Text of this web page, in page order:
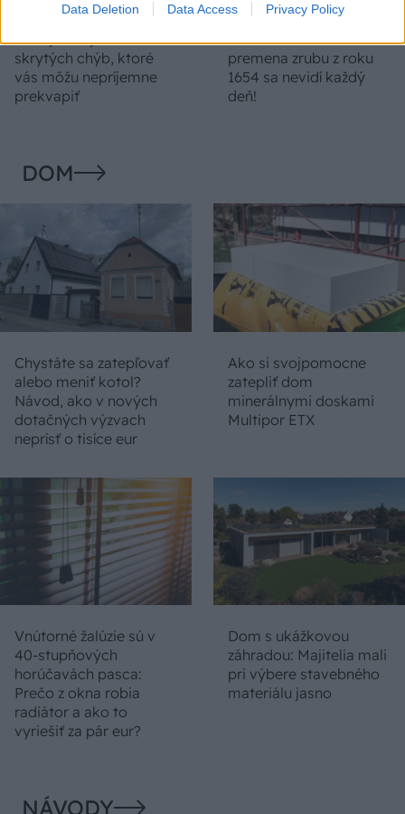
Data Deletion Data Access Privacy Policy
Temné stránky chalúp:
10 najčastejších
skrytých chýb, ktoré
vás môžu nepríjemne
prekvapiť
Žena, búracie kladivo a
vôňa dreva: Takáto
premena zrubu z roku
1654 sa nevidí každý
deň!
DOM
Chystáte sa zatepľovať
alebo meniť kotol?
Návod, ako v nových
dotačných výzvach
neprísť o tisíce eur
Ako si svojpomocne
zatepliť dom
minerálnymi doskami
Multipor ETX
Vnútorné žalúzie sú v
40-stupňových
horúčavách pasca:
Prečo z okna robia
radiátor a ako to
vyriešiť za pár eur?
Dom s ukážkovou
záhradou: Majitelia mali
pri výbere stavebného
materiálu jasno
NÁVODY